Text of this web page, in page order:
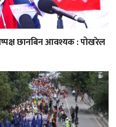
छानबिन आवश्यक : पोखरेल